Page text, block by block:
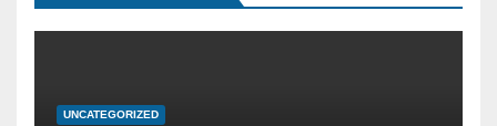
UNCATEGORIZED